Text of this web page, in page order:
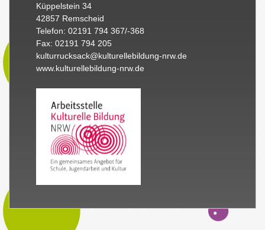
Küppelstein 34
42857 Remscheid
Telefon: 02191 794 367/-368
Fax: 02191 794 205
kulturrucksack@kulturellebildung-nrw.de
www.kulturellebildung-nrw.de